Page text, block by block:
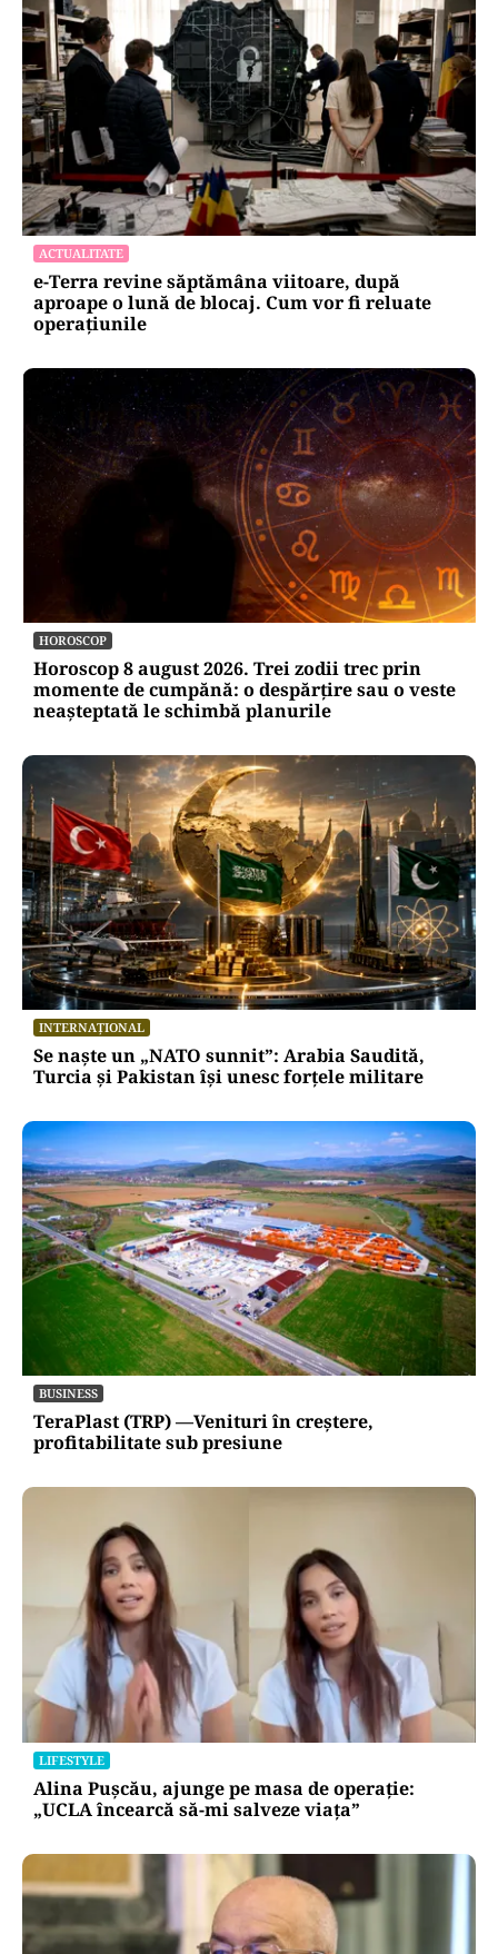
ACTUALITATE
e-Terra revine săptămâna viitoare, după
aproape o lună de blocaj. Cum vor fi reluate
operațiunile
HOROSCOP
Horoscop 8 august 2026. Trei zodii trec prin
momente de cumpănă: o despărțire sau o veste
neașteptată le schimbă planurile
INTERNAȚIONAL
Se naște un „NATO sunnit”: Arabia Saudită,
Turcia și Pakistan își unesc forțele militare
BUSINESS
TeraPlast (TRP) —Venituri în creștere,
profitabilitate sub presiune
LIFESTYLE
Alina Pușcău, ajunge pe masa de operație:
„UCLA încearcă să-mi salveze viața”